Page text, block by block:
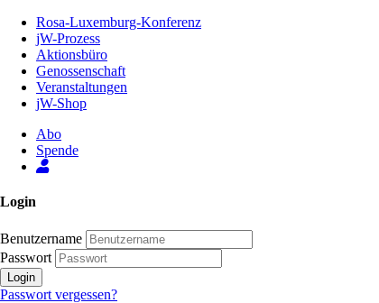
Inhalt
Seite
Rosa-Luxemburg-Konferenz
jW-Prozess
Aktionsbüro
Genossenschaft
Veranstaltungen
jW-Shop
Abo
Spende
Login
Benutzername
Passwort
Login
Passwort vergessen?